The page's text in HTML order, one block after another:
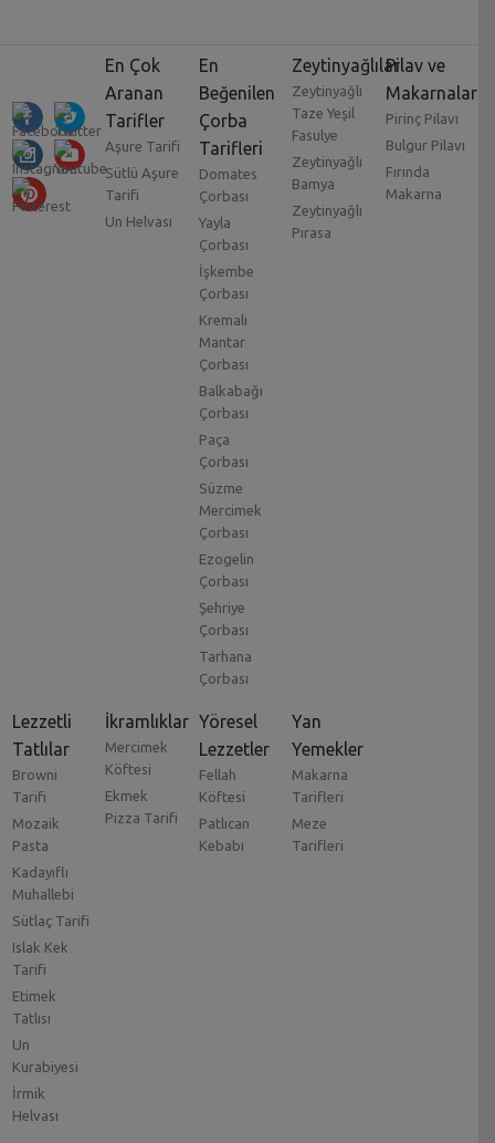
En Çok
Aranan
Tarifler
Aşure Tarifi
Sütlü Aşure
Tarifi
Un Helvası
En
Beğenilen
Çorba
Tarifleri
Domates
Çorbası
Yayla
Çorbası
İşkembe
Çorbası
Kremalı
Mantar
Çorbası
Balkabağı
Çorbası
Paça
Çorbası
Süzme
Mercimek
Çorbası
Ezogelin
Çorbası
Şehriye
Çorbası
Tarhana
Çorbası
Zeytinyağlılar
Zeytinyağlı
Taze Yeşil
Fasulye
Zeytinyağlı
Bamya
Zeytinyağlı
Pırasa
Pilav ve
Makarnalar
Pirinç Pilavı
Bulgur Pilavı
Fırında
Makarna
Lezzetli
Tatlılar
Browni
Tarifi
Mozaik
Pasta
Kadayıflı
Muhallebi
Sütlaç Tarifi
Islak Kek
Tarifi
Etimek
Tatlısı
Un
Kurabiyesi
İrmik
Helvası
İkramlıklar
Mercimek
Köftesi
Ekmek
Pizza Tarifi
Yöresel
Lezzetler
Fellah
Köftesi
Patlıcan
Kebabı
Yan
Yemekler
Makarna
Tarifleri
Meze
Tarifleri